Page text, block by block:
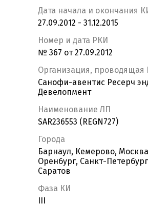
Дата начала и окончания
27.09.2012 - 31.12.2015
Номер и дата РКИ
№ 367 от 27.09.2012
Организация, проводящая
Санофи-авентис Ресерч
Девелопмент
Наименование ЛП
SAR236553 (REGN727)
Города
Барнаул, Кемерово,
Оренбург, Санкт-
Саратов
Фаза КИ